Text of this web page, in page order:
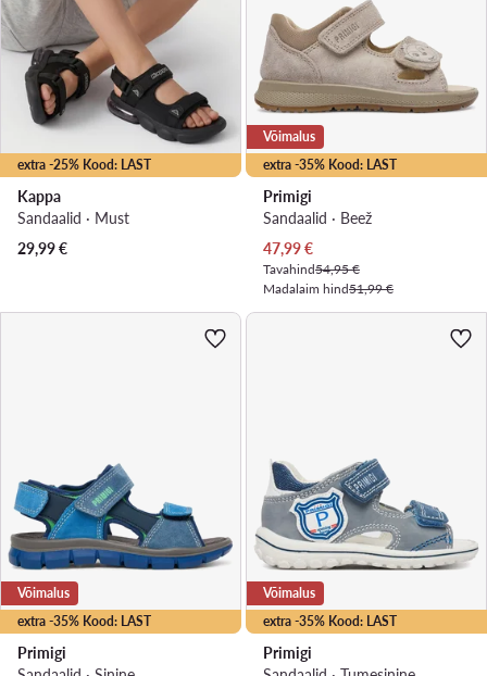
extra -25% Kood: LAST
Kappa
Sandaalid · Must
29,99€
extra -35% Kood: LAST
Võimalus
Primigi
Sandaalid · Beež
Praegune hind
47,99€
Tavahind54,95 €
Madalaim hind51,99 €
extra -35% Kood: LAST
Võimalus
Primigi
extra -35% Kood: LAST
Võimalus
Primigi